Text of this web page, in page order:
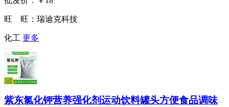
旺 旺： 瑞迪克科技
化工 更多
紫东氯化钾营养强化剂运动饮料罐头方便食品调味